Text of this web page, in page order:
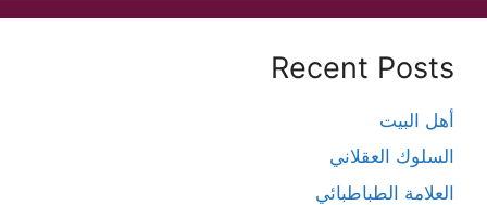
Recent Posts
أهل البيت
السلوك العقلاني
العلامة الطباطبائي